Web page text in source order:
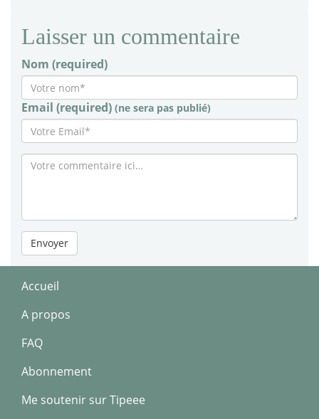
Laisser un commentaire
Nom (required)
Email (required) (ne sera pas publié)
Envoyer
Accueil
A propos
FAQ
Abonnement
Me soutenir sur Tipeee